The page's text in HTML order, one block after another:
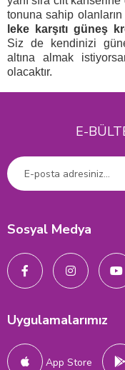
tonuna sahip
leke karşıtı güneş
Siz de kendinizi
altına almak
olacaktır.
E-
Sosyal Medya
Uygulamalarımız
App Store